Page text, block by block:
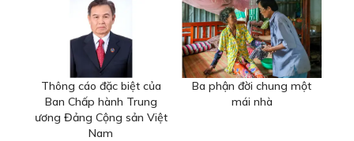
Thông cáo đặc biệt của
Ban Chấp hành Trung
ương Đảng Cộng sản Việt
Nam
Ba phận đời chung một
mái nhà